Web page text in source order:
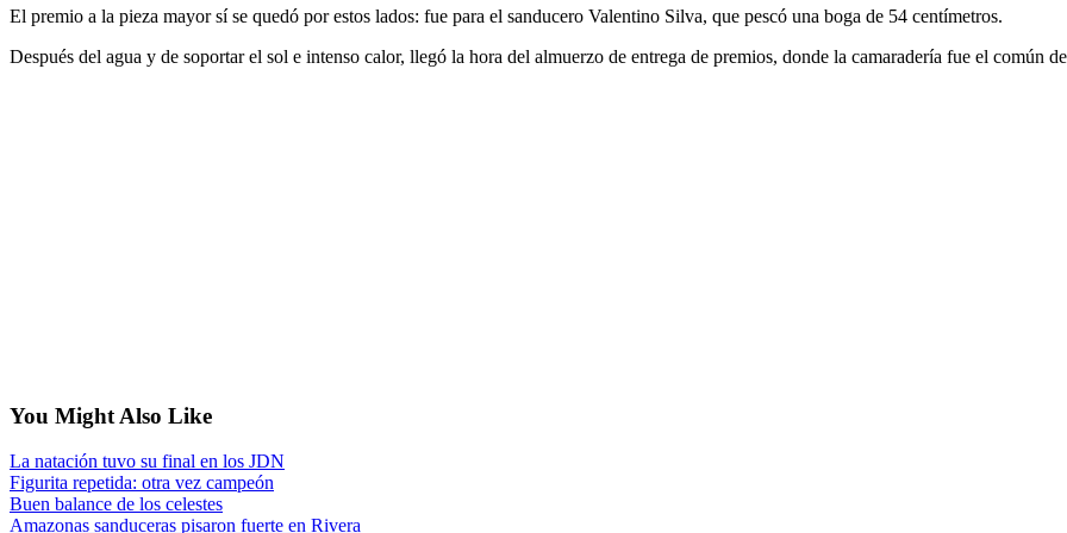
El premio a la pieza mayor sí se quedó por estos lados: fue para el sanducero Valentino Silva, que pescó una boga de 54 centímetros.
Después del agua y de soportar el sol e intenso calor, llegó la hora del almuerzo de entrega de premios, donde la camaradería fue el común
You Might Also Like
La natación tuvo su final en los JDN
Figurita repetida: otra vez campeón
Buen balance de los celestes
Amazonas sanduceras pisaron fuerte en Rivera